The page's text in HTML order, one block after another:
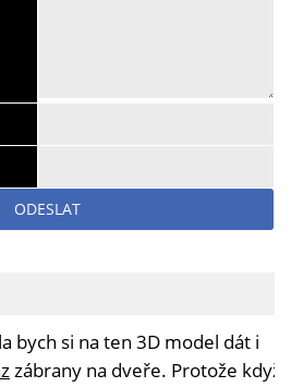
ODESLAT
bych si na ten 3D model dát i
zábrany na dveře. Protože když